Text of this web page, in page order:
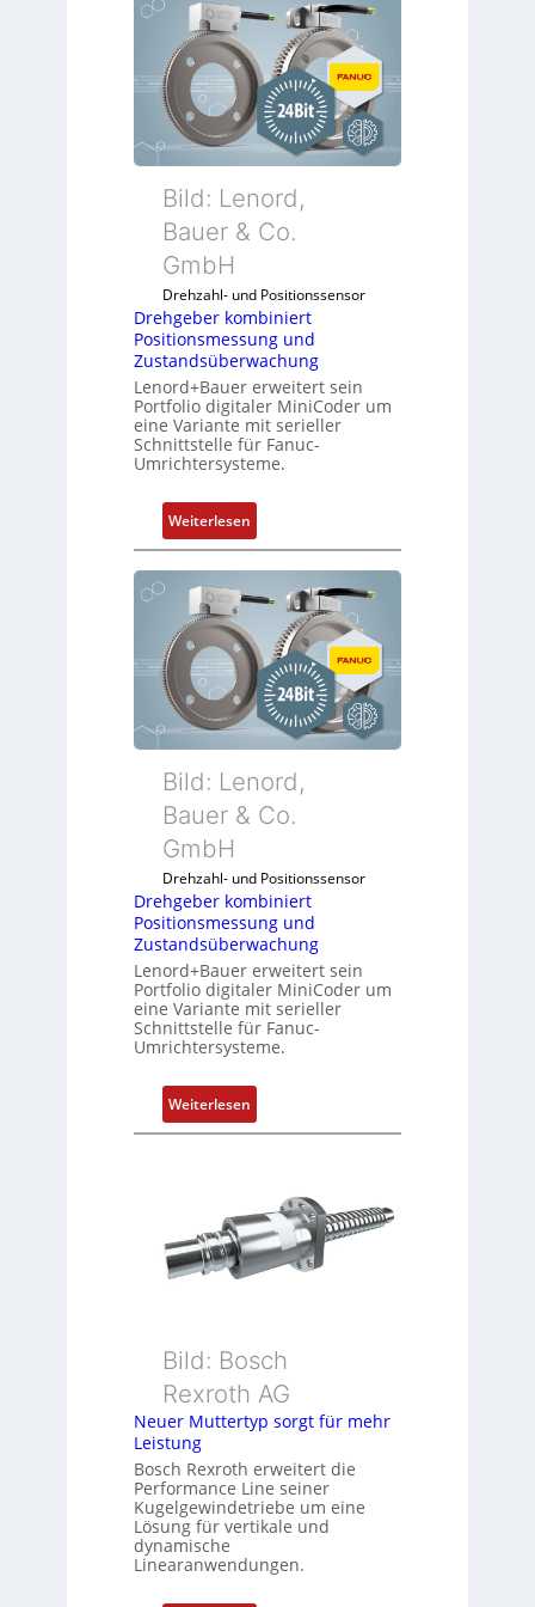
Bild: Lenord,
Bauer & Co.
GmbH
Drehzahl- und Positionssensor
Drehgeber kombiniert
Positionsmessung und
Zustandsüberwachung
Lenord+Bauer erweitert sein
Portfolio digitaler MiniCoder um
eine Variante mit serieller
Schnittstelle für Fanuc-
Umrichtersysteme.
Weiterlesen:
D
r
e
g
e
b
e
r
o
m
n
i
e
r
t
P
o
t
s
m
e
n
u
d
Z
u
t
a
Bild: Lenord,
Bauer & Co.
GmbH
Drehzahl- und Positionssensor
Drehgeber kombiniert
Positionsmessung und
Zustandsüberwachung
Lenord+Bauer erweitert sein
Portfolio digitaler MiniCoder um
eine Variante mit serieller
Schnittstelle für Fanuc-
Umrichtersysteme.
Weiterlesen:
D
g
e
b
k
m
b
n
i
e
Bild: Bosch
Rexroth AG
Neuer Muttertyp sorgt für mehr
Leistung
Bosch Rexroth erweitert die
Performance Line seiner
Kugelgewindetriebe um eine
Lösung für vertikale und
dynamische
Linearanwendungen.